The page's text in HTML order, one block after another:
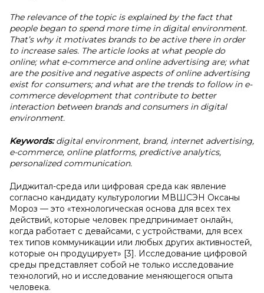
The relevance of the topic is explained by the fact that
people began to spend more time in digital environment.
That’s why it motivates brands to be active there in order
to increase sales. The article looks at what people do
online; what e-commerce and online advertising are; what
are the positive and negative aspects of online advertising
exist for consumers; and what are the trends to follow in e-
commerce development that contribute to better
interaction between brands and consumers in digital
environment.
Keywords:digital environment, brand, internet advertising,
e-commerce, online platforms, predictive analytics,
personalized communication.
Диджитал-среда или цифровая среда как явление
согласно кандидату культурологии МВШСЭН Оксаны
Мороз — это «технологическая основа для всех тех
действий, которые человек предпринимает онлайн,
когда работает с девайсами, с устройствами, для всех
тех типов коммуникации или любых других активностей,
которые он продуцирует» [3]. Исследование цифровой
среды представляет собой не только исследование
технологий, но и исследование меняющегося опыта
человека.